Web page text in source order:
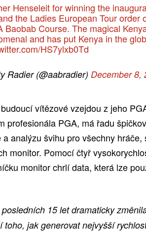
Henseleit for winning the
the Ladies European Tour order
Baobab Course. The magical
and has put Kenya in the
HS7ylxb0Td
Radier (@aabradier) December 8,
vítězové vzejdou z jeho
profesionála PGA, má řadu
analýzu švihu pro všechny hráče,
monitor. Pomocí čtyř
monitor chrlí data, která lze
15 let dramaticky
jak generovat nejvyšší